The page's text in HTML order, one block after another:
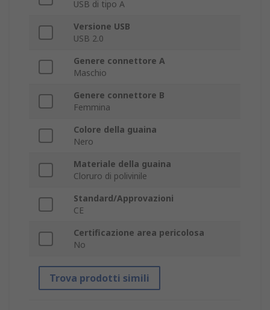
USB di tipo A
Versione USB
USB 2.0
Genere connettore A
Maschio
Genere connettore B
Femmina
Colore della guaina
Nero
Materiale della guaina
Cloruro di polivinile
Standard/Approvazioni
CE
Certificazione area pericolosa
No
Trova prodotti simili